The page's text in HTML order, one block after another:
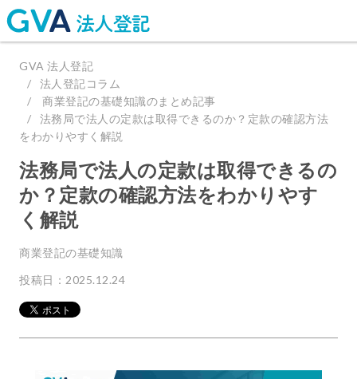
GVA 法人登記
法人登記コラム
商業登記の基礎知識のまとめ記事
法務局で法人の定款は取得できるのか？定款の確認方法
をわかりやすく解説
法務局で法人の定款は取得できるの
か？定款の確認方法をわかりやす
く解説
商業登記の基礎知識
投稿日：2025.12.24